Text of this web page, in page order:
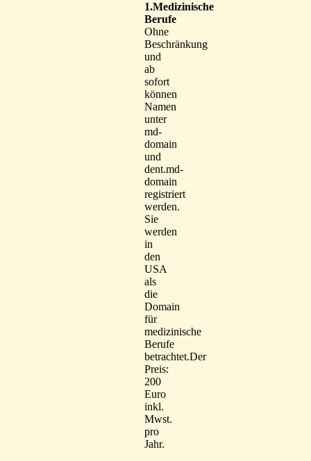
1.Medizinische
Berufe
Ohne
Beschränkung
und
ab
sofort
können
Namen
unter
md-
domain
und
dent.md-
domain
registriert
werden.
Sie
werden
in
den
USA
als
die
Domain
für
medizinische
Berufe
betrachtet.Der
Preis:
200
Euro
inkl.
Mwst.
pro
Jahr.